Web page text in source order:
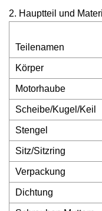
2. Hauptteil und
Teilenamen
Körper
Motorhaube
Scheibe/Kugel/Keil
Stengel
Sitz/Sitzring
Verpackung
Dichtung